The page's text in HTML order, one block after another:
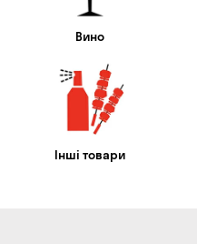
Вино
Інші товари